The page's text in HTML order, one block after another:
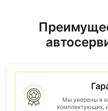
Мы уверены в
комплектующих,